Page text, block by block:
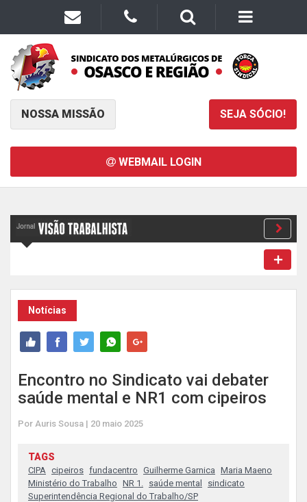
NOSSA MISSÃO SEJA SÓCIO!
WEBMAIL LOGIN
Notícias
Encontro no Sindicato vai debater
saúde mental e NR1 com cipeiros
Por Auris Sousa | 20 maio 2025
TAGS
CIPA cipeiros fundacentro Guilherme Garnica Maria Maeno
Ministério do Trabalho NR 1. saúde mental
sindicato
Superintendência Regional do Trabalho/SP